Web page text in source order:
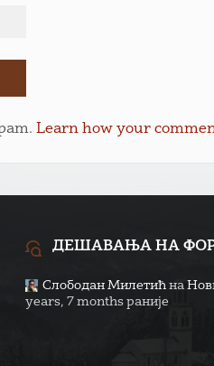
Learn how your
ДЕШАВАЊА НА
Слободан Милетићна
years, 7 months раније